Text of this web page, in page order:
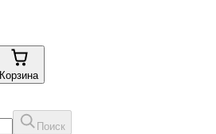
Корзина
Поиск